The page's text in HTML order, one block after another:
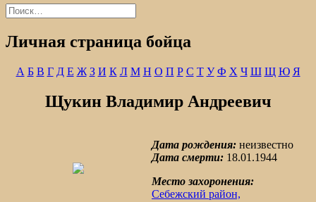
Найти:
Личная страница бойца
А Б В Г Д Е Ж З И К Л М Н О П Р С Т У Ф Х Ч Ш Щ Ю Я
Щукин Владимир Андреевич
Дата рождения: неизвестно
Дата смерти: 18.01.1944
Место захоронения:
Себежский район,